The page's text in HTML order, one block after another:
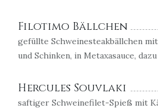
Filotimo Bällchen
gefüllte Schweinesteakbällchen
und Schinken, in Metaxasauce,
Hercules Souvlaki
saftiger Schweinefilet-Spieß mit